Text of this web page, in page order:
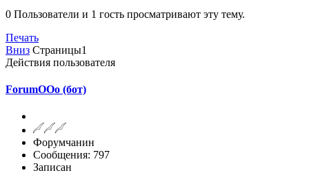
0 Пользователи и 1 гость просматривают эту тему.
Печать
Вниз Страницы1
Действия пользователя
ForumOOo (бот)
Форумчанин
Сообщения: 797
Записан